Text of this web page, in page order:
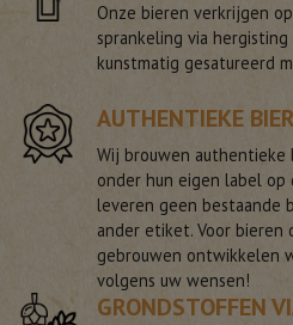
Onze bieren verkrijgen
sprankeling via
kunstmatig gesatureerd
AUTHENTIEKE
Wij brouwen
onder hun eigen label op
leveren geen bestaande
ander etiket. Voor bieren
gebrouwen ontwikkelen
volgens uw wensen!
GRONDSTOFFEN